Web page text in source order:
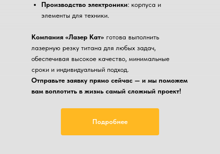
Производство электроники: корпуса и
элементы для техники.
Компания «Лазер Кат» готова выполнить
лазерную резку титана для любых задач,
обеспечивая высокое качество, минимальные
сроки и индивидуальный подход.
Отправьте заявку прямо сейчас — и мы поможем
вам воплотить в жизнь самый сложный проект!
Подробнее